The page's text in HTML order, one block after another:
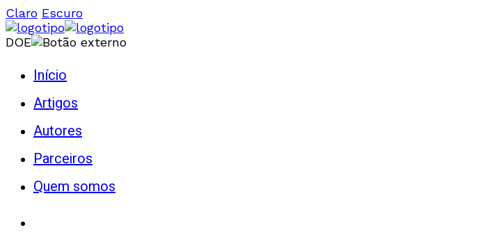
Claro Escuro
DOE
Início
Artigos
Autores
Parceiros
Quem somos